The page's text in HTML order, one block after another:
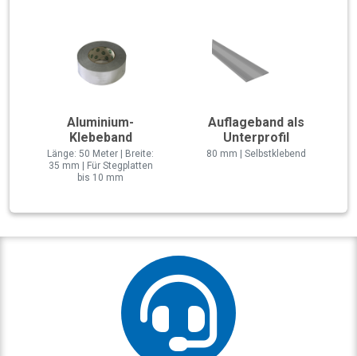
Aluminium-
Klebeband
Länge: 50 Meter | Breite:
35 mm | Für Stegplatten
bis 10 mm
Auflageband als
Unterprofil
80 mm | Selbstklebend